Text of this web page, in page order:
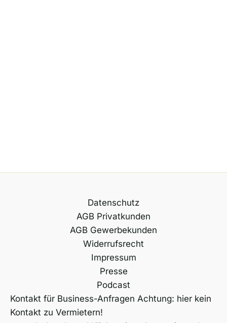
Datenschutz
AGB Privatkunden
AGB Gewerbekunden
Widerrufsrecht
Impressum
Presse
Podcast
Kontakt für Business-Anfragen Achtung: hier kein
Kontakt zu Vermietern!